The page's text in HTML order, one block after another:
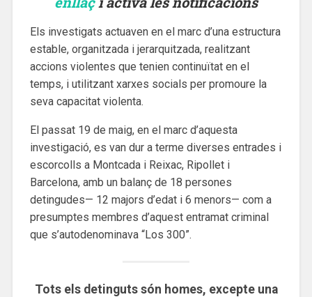
Els investigats actuaven en el marc d’una estructura
estable, organitzada i jerarquitzada, realitzant
accions violentes que tenien continuïtat en el
temps, i utilitzant xarxes socials per promoure la
seva capacitat violenta.
El passat 19 de maig, en el marc d’aquesta
investigació, es van dur a terme diverses entrades i
escorcolls a Montcada i Reixac, Ripollet i
Barcelona, amb un balanç de 18 persones
detingudes— 12 majors d’edat i 6 menors— com a
presumptes membres d’aquest entramat criminal
que s’autodenominava “Los 300”.
Tots els detinguts són homes, excepte una